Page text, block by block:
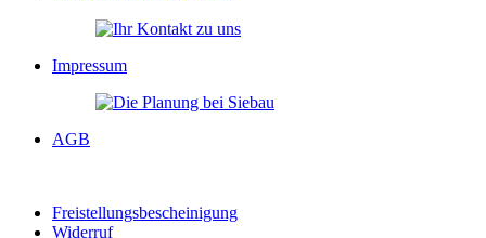
Impressum
AGB
Freistellungsbescheinigung
Widerruf